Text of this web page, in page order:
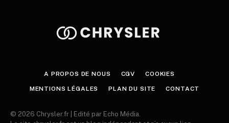
A PROPOS DE NOUS CGV COOKIES
MENTIONS LÉGALES PLAN DU SITE CONTACT
© 2026 Chrysler.fr | Edité par Echo Média.